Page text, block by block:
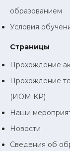
образованием
Условия
Страницы
Прохождение
Прохождение
(ИОМ КР)
Наши
Новости
Сведения об